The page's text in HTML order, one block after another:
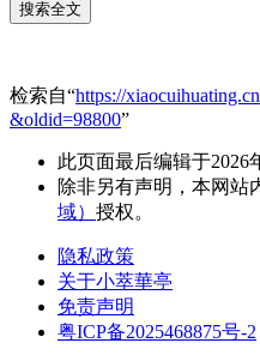
检索自“https://
&oldid=98800”
此页面最后编辑于2026
除非另有声明，本网站
域） 授权。
隐私政策
关于小萃華亭
免责声明
粤ICP备2025468875号-2